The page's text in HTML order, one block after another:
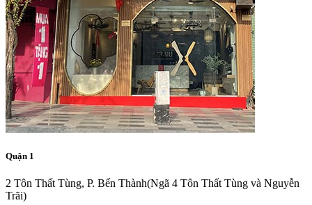
Quận 1
2 Tôn Thất Tùng, P. Bến Thành(Ngã 4 Tôn Thất Tùng và Nguyễn
Trãi)